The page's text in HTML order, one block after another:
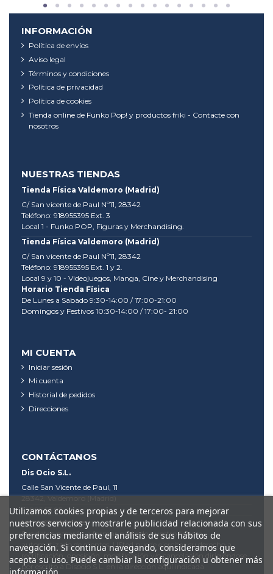
INFORMACIÓN
Política de envíos
Aviso legal
Términos y condiciones
Política de privacidad
Política de cookies
Tienda online de Funko Pop! y productos friki - Contacte con
nosotros
NUESTRAS TIENDAS
Tienda Física Valdemoro (Madrid)
C/ San vicente de Paul Nº11, 28342
Teléfono: 918955395 Ext. 3
Local 1 - Funko POP, Figuras y Merchandising.
Tienda Física Valdemoro (Madrid)
C/ San vicente de Paul Nº11, 28342
Teléfono: 918955395 Ext. 1 y 2.
Local 9 y 10 - Videojuegos, Manga, Cine y Merchandising
Horario Tienda Física
De Lunes a Sabado 9:30-14:00 / 17:00-21:00
Domingos y Festivos 10:30-14:00 / 17:00- 21:00
MI CUENTA
Iniciar sesión
Mi cuenta
Historial de pedidos
Direcciones
CONTÁCTANOS
Dis Ocio S.L.
Calle San Vicente de Paul, 11
28342, Valdemoro (Madrid)
91 895 53 95
tienda@videodis.es
Sus datos pasarán a formar parte de nuestro fichero
automatizado de clientes. USted puede ejercitar su derecho a
rectificación, oposición, modificación y/o cancelación dirigiéndose
por escrito a Disocio S.L. en la dirección aquí indicada
Utilizamos cookies propias y de terceros para mejorar
nuestros servicios y mostrarle publicidad relacionada con sus
preferencias mediante el análisis de sus hábitos de
navegación. Si continua navegando, consideramos que
acepta su uso. Puede cambiar la configuración u obtener más